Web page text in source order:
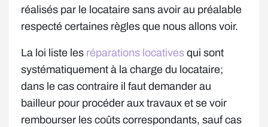
réalisés par le locataire sans avoir au préalable
respecté certaines règles que nous allons voir.
La loi liste les réparations locatives qui sont
systématiquement à la charge du locataire;
dans le cas contraire il faut demander au
bailleur pour procéder aux travaux et se voir
rembourser les coûts correspondants, sauf cas